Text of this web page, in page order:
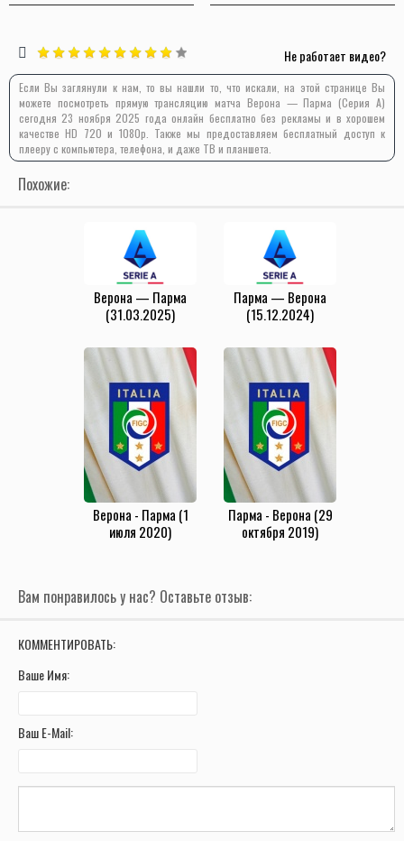
Не работает видео?
Если Вы заглянули к нам, то вы нашли то, что искали, на этой странице Вы
можете посмотреть прямую трансляцию матча Верона — Парма (Серия А)
сегодня 23 ноября 2025 года онлайн бесплатно без рекламы и в хорошем
качестве HD 720 и 1080p. Также мы предоставляем бесплатный доступ к
плееру с компьютера, телефона, и даже ТВ и планшета.
Похожие:
Верона — Парма
(31.03.2025)
Парма — Верона
(15.12.2024)
Верона - Парма (1
июля 2020)
Парма - Верона (29
октября 2019)
Вам понравилось у нас? Оставьте отзыв:
КОММЕНТИРОВАТЬ:
Ваше Имя:
Ваш E-Mail: